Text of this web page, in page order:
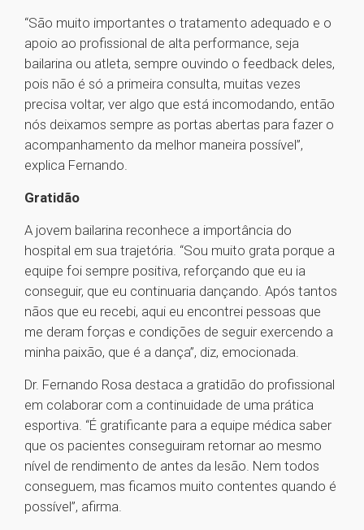
“São muito importantes o tratamento adequado e o
apoio ao profissional de alta performance, seja
bailarina ou atleta, sempre ouvindo o feedback deles,
pois não é só a primeira consulta, muitas vezes
precisa voltar, ver algo que está incomodando, então
nós deixamos sempre as portas abertas para fazer o
acompanhamento da melhor maneira possível”,
explica Fernando.
Gratidão
A jovem bailarina reconhece a importância do
hospital em sua trajetória. “Sou muito grata porque a
equipe foi sempre positiva, reforçando que eu ia
conseguir, que eu continuaria dançando. Após tantos
nãos que eu recebi, aqui eu encontrei pessoas que
me deram forças e condições de seguir exercendo a
minha paixão, que é a dança”, diz, emocionada.
Dr. Fernando Rosa destaca a gratidão do profissional
em colaborar com a continuidade de uma prática
esportiva. “É gratificante para a equipe médica saber
que os pacientes conseguiram retornar ao mesmo
nível de rendimento de antes da lesão. Nem todos
conseguem, mas ficamos muito contentes quando é
possível”, afirma.